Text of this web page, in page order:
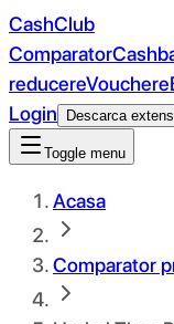
CashClub
Comparator
reducereVouchere
Login
Descarca
Toggle menu
Acasa
Comparator